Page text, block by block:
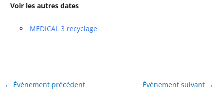
Voir les autres dates
MEDICAL 3 recyclage
← Évènement précédent Évènement suivant →